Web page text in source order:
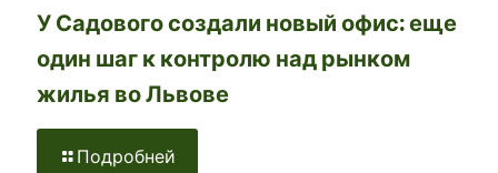
У Садового создали новый офис: еще
один шаг к контролю над рынком
жилья во Львове
Подробней